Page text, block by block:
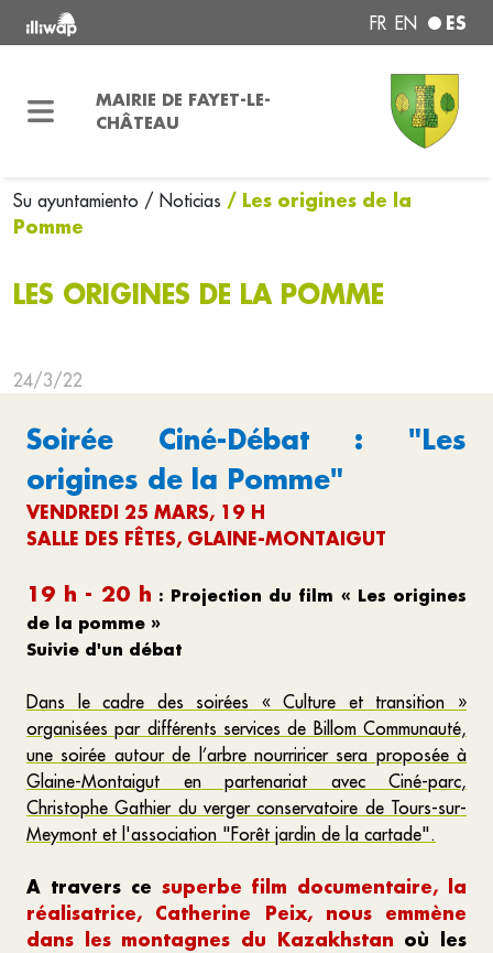
FR EN ES
MAIRIE DE FAYET-LE-
CHÂTEAU
Su ayuntamiento / Noticias / Les origines de la
Pomme
LES ORIGINES DE LA POMME
24/3/22
Soirée Ciné-Débat : "Les
origines de la Pomme"
VENDREDI 25 MARS, 19 H
SALLE DES FÊTES, GLAINE-MONTAIGUT
19 h - 20 h : Projection du film « Les origines
de la pomme »
Suivie d'un débat
Dans le cadre des soirées « Culture et transition »
organisées par différents services de Billom Communauté,
une soirée autour de l’arbre nourriricer sera proposée à
Glaine-Montaigut en partenariat avec Ciné-parc,
Christophe Gathier du verger conservatoire de Tours-sur-
Meymont et l'association "Forêt jardin de la cartade".
A travers ce superbe film documentaire, la
réalisatrice, Catherine Peix, nous emmène
dans les montagnes du Kazakhstan où les